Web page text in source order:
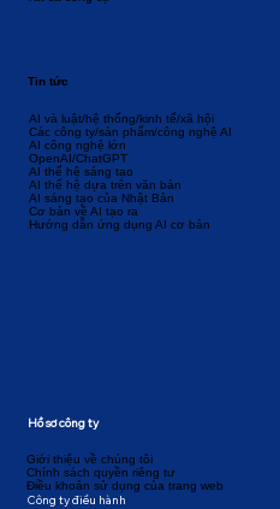
AI và luật/hệ thống/kinh tế/xã hội
Các công ty/sản phẩm/công nghệ AI
AI công nghệ lớn
OpenAI/ChatGPT
AI thế hệ sáng tạo
AI thế hệ dựa trên văn bản
AI sáng tạo của Nhật Bản
Cơ bản về AI tạo ra
Hướng dẫn ứng dụng AI cơ bản
Tin tức
Giới thiệu về chúng tôi
Chính sách quyền riêng tư
Điều khoản sử dụng của trang web
Công ty điều hành
Hồ sơ công ty